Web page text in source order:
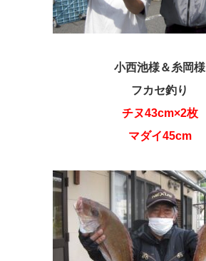
小西池様＆糸岡様
フカセ釣り
チヌ43cm×2枚
マダイ45cm